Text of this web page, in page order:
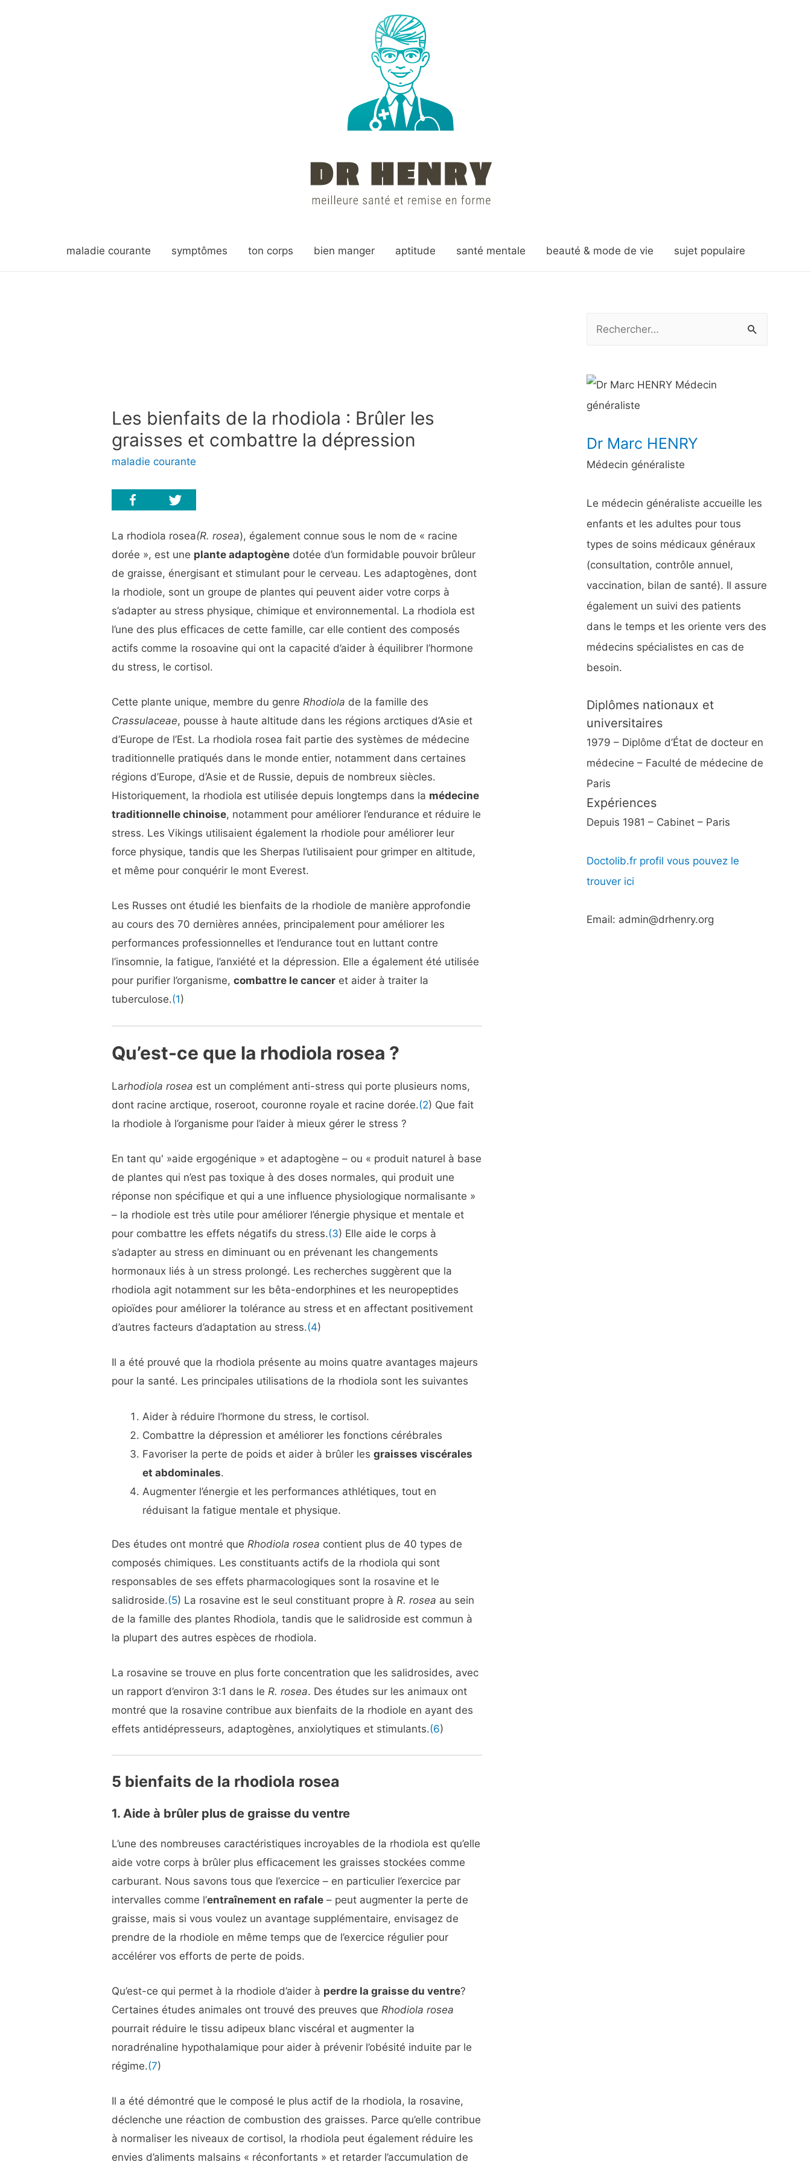
maladie courante symptômes ton corps bien manger aptitude santé mentale beauté & mode de vie sujet populaire
Les bienfaits de la rhodiola : Brûler les
graisses et combattre la dépression
maladie courante
La rhodiola rosea(R. rosea), également connue sous le nom de « racine
dorée », est une plante adaptogène dotée d’un formidable pouvoir brûleur
de graisse, énergisant et stimulant pour le cerveau. Les adaptogènes, dont
la rhodiole, sont un groupe de plantes qui peuvent aider votre corps à
s’adapter au stress physique, chimique et environnemental. La rhodiola est
l’une des plus efficaces de cette famille, car elle contient des composés
actifs comme la rosoavine qui ont la capacité d’aider à équilibrer l’hormone
du stress, le cortisol.
Cette plante unique, membre du genreRhodiola de la famille des
Crassulaceae, pousse à haute altitude dans les régions arctiques d’Asie et
d’Europe de l’Est. La rhodiola rosea fait partie des systèmes de médecine
traditionnelle pratiqués dans le monde entier, notamment dans certaines
régions d’Europe, d’Asie et de Russie, depuis de nombreux siècles.
Historiquement, la rhodiola est utilisée depuis longtemps dans la médecine
traditionnelle chinoise, notamment pour améliorer l’endurance et réduire le
stress. Les Vikings utilisaient également la rhodiole pour améliorer leur
force physique, tandis que les Sherpas l’utilisaient pour grimper en altitude,
et même pour conquérir le mont Everest.
Les Russes ont étudié les bienfaits de la rhodiole de manière approfondie
au cours des 70 dernières années, principalement pour améliorer les
performances professionnelles et l’endurance tout en luttant contre
l’insomnie, la fatigue, l’anxiété et la dépression. Elle a également été utilisée
pour purifier l’organisme,combattre le cancer et aider à traiter la
tuberculose.(1)
Qu’est-ce que la rhodiola rosea ?
Larhodiola rosea est un complément anti-stress qui porte plusieurs noms,
dont racine arctique, roseroot, couronne royale et racine dorée.(2) Que fait
la rhodiole à l’organisme pour l’aider à mieux gérer le stress ?
En tant qu' »aide ergogénique » et adaptogène – ou « produit naturel à base
de plantes qui n’est pas toxique à des doses normales, qui produit une
réponse non spécifique et qui a une influence physiologique normalisante »
– la rhodiole est très utile pour améliorer l’énergie physique et mentale et
pour combattre les effets négatifs du stress.(3) Elle aide le corps à
s’adapter au stress en diminuant ou en prévenant les changements
hormonaux liés à un stress prolongé. Les recherches suggèrent que la
rhodiola agit notamment sur les bêta-endorphines et les neuropeptides
opioïdes pour améliorer la tolérance au stress et en affectant positivement
d’autres facteurs d’adaptation au stress.(4)
Il a été prouvé que la rhodiola présente au moins quatre avantages majeurs
pour la santé. Les principales utilisations de la rhodiola sont les suivantes
Aider à réduire l’hormone du stress, le cortisol.
Combattre la dépression et améliorer les fonctions cérébrales
Favoriser la perte de poids et aider à brûler lesgraisses viscérales
et abdominales.
Augmenter l’énergie et les performances athlétiques, tout en
réduisant la fatigue mentale et physique.
Des études ont montré queRhodiola rosea contient plus de 40 types de
composés chimiques. Les constituants actifs de la rhodiola qui sont
responsables de ses effets pharmacologiques sont la rosavine et le
salidroside.(5) La rosavine est le seul constituant propre àR. rosea au sein
de la famille des plantes Rhodiola, tandis que le salidroside est commun à
la plupart des autres espèces de rhodiola.
La rosavine se trouve en plus forte concentration que les salidrosides, avec
un rapport d’environ 3:1 dans leR. rosea. Des études sur les animaux ont
montré que la rosavine contribue aux bienfaits de la rhodiole en ayant des
effets antidépresseurs, adaptogènes, anxiolytiques et stimulants.(6)
5 bienfaits de la rhodiola rosea
1. Aide à brûler plus de graisse du ventre
L’une des nombreuses caractéristiques incroyables de la rhodiola est qu’elle
aide votre corps à brûler plus efficacement les graisses stockées comme
carburant. Nous savons tous que l’exercice – en particulier l’exercice par
intervalles comme l’entraînement en rafale – peut augmenter la perte de
graisse, mais si vous voulez un avantage supplémentaire, envisagez de
prendre de la rhodiole en même temps que de l’exercice régulier pour
accélérer vos efforts de perte de poids.
Qu’est-ce qui permet à la rhodiole d’aider à perdre la graisse du ventre?
Certaines études animales ont trouvé des preuves queRhodiola rosea
pourrait réduire le tissu adipeux blanc viscéral et augmenter la
noradrénaline hypothalamique pour aider à prévenir l’obésité induite par le
régime.(7)
Il a été démontré que le composé le plus actif de la rhodiola, la rosavine,
déclenche une réaction de combustion des graisses. Parce qu’elle contribue
à normaliser les niveaux de cortisol, la rhodiola peut également réduire les
envies d’aliments malsains « réconfortants » et retarder l’accumulation de
h
e
c
h
r
:
Dr Marc HENRY
Médecin généraliste
Le médecin généraliste accueille les
enfants et les adultes pour tous
types de soins médicaux généraux
(consultation, contrôle annuel,
vaccination, bilan de santé). Il assure
également un suivi des patients
dans le temps et les oriente vers des
médecins spécialistes en cas de
besoin.
Diplômes nationaux et
universitaires
1979 – Diplôme d’État de docteur en
médecine – Faculté de médecine de
Paris
Expériences
Depuis 1981 – Cabinet – Paris
Doctolib.fr profil vous pouvez le
trouver ici
Email: admin@drhenry.org